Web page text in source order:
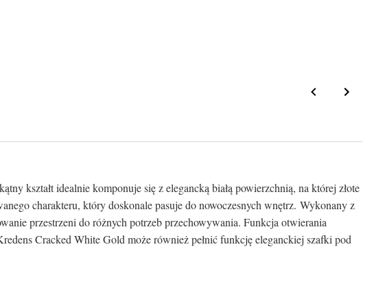
kształt idealnie komponuje się z elegancką białą powierzchnią, na której złote
charakteru, który doskonale pasuje do nowoczesnych wnętrz. Wykonany z
przestrzeni do różnych potrzeb przechowywania. Funkcja otwierania
Cracked White Gold może również pełnić funkcję eleganckiej szafki pod